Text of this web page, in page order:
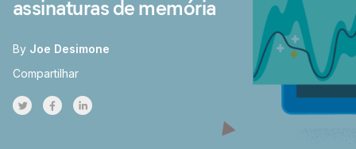
assinaturas de memória
By Joe Desimone
Compartilhar
Share on Twitter
Share on Facebook
Share on LinkedInr